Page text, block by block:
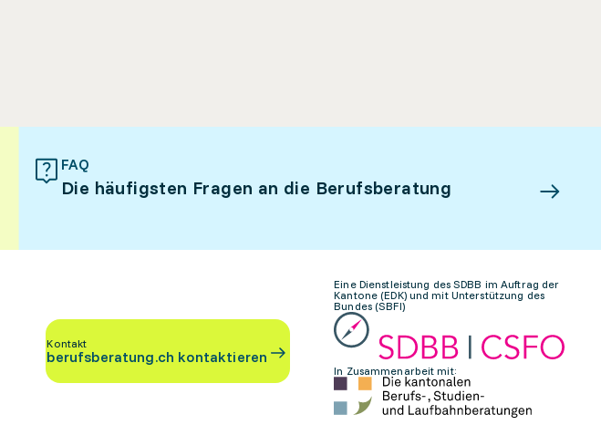
FAQ
Die häufigsten Fragen an die Berufsberatung
Kontakt
berufsberatung.ch kontaktieren
Eine Dienstleistung des SDBB im Auftrag der
Kantone (EDK) und mit Unterstützung des
Bundes (SBFI)
In Zusammenarbeit mit: